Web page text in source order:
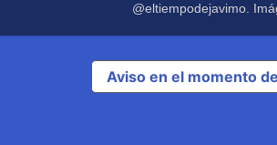
@eltiempodejavimo.
Aviso en el momento